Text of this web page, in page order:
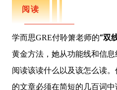
阅读
学而思GRE付聆箫老师的“双
黄金方法，她从功能线和信
阅读该读什么以及该怎么读
的文章必须在简短的几百词